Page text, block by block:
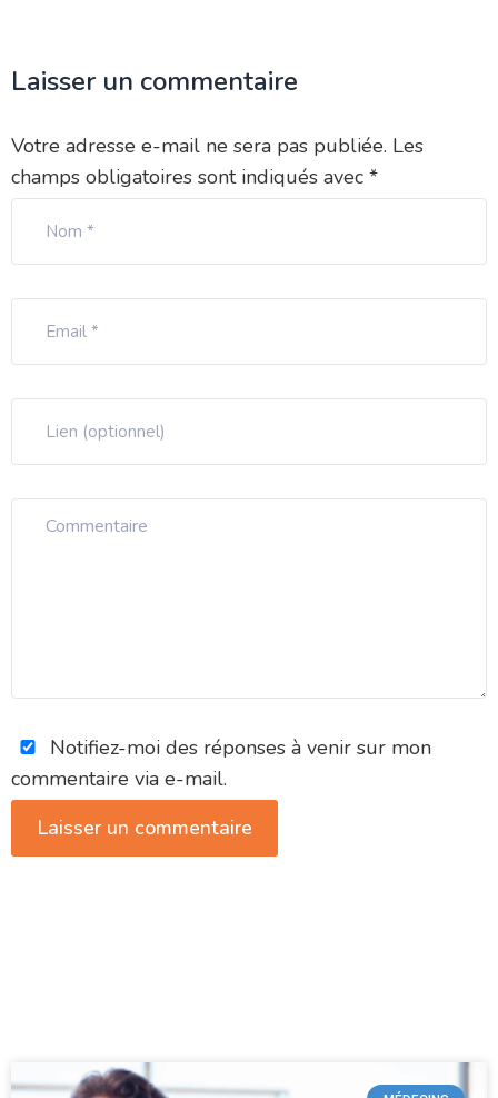
Laisser un commentaire
Votre adresse e-mail ne sera pas publiée. Les
champs obligatoires sont indiqués avec *
Notifiez-moi des réponses à venir sur mon
commentaire via e-mail.